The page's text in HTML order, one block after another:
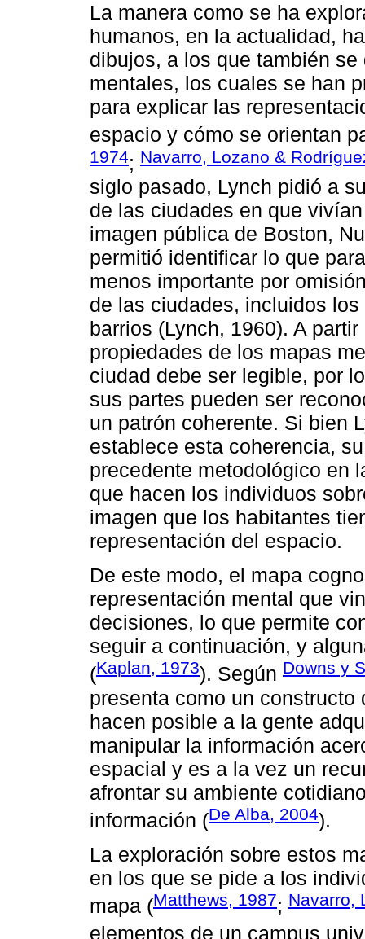
La manera como se ha
humanos, en la actualidad,
dibujos, a los que también
mentales, los cuales se han
para explicar las
espacio y cómo se orientan
1974; Navarro, Lozano &
siglo pasado, Lynch pidió a
de las ciudades en que
imagen pública de Boston,
permitió identificar lo que
menos importante por
de las ciudades, incluidos
barrios (Lynch, 1960). A
propiedades de los mapas
ciudad debe ser legible, por
sus partes pueden ser
un patrón coherente. Si bien
establece esta coherencia,
precedente metodológico en
que hacen los individuos
imagen que los habitantes
representación del espacio.
De este modo, el mapa
representación mental que
decisiones, lo que permite
seguir a continuación, y
(Kaplan, 1973). Según Downs y
presenta como un
hacen posible a la gente
manipular la información
espacial y es a la vez un
afrontar su ambiente
información (De Alba, 2004).
La exploración sobre estos
en los que se pide a los
mapa (Matthews, 1987; Navarro,
elementos de un campus